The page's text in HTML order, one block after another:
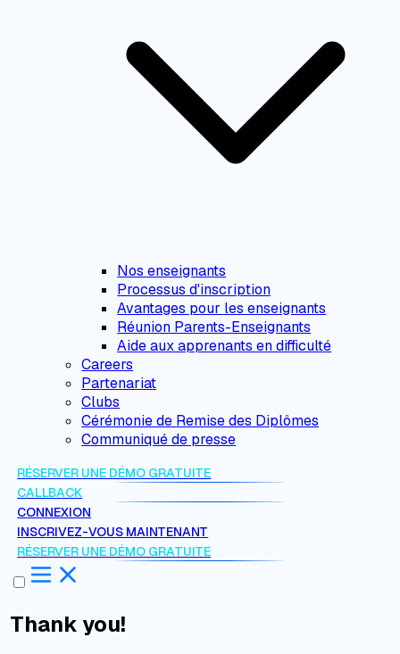
Nos enseignants
Processus d'inscription
Avantages pour les enseignants
Réunion Parents-Enseignants
Aide aux apprenants en difficulté
Careers
Partenariat
Clubs
Cérémonie de Remise des Diplômes
Communiqué de presse
RÉSERVER UNE DÉMO GRATUITE
CALLBACK
CONNEXION
INSCRIVEZ-VOUS MAINTENANT
RÉSERVER UNE DÉMO GRATUITE
Thank you!